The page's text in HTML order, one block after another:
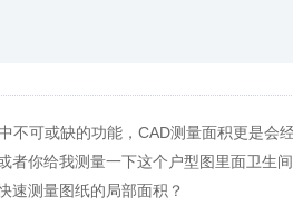
不可或缺的功能，CAD测量面积更是会
者你给我测量一下这个户型图里面卫生
速测量图纸的局部面积？